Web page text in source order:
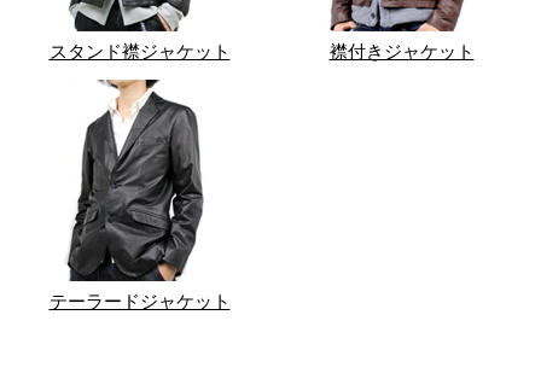
スタンド襟ジャケット 襟付きジャケット
テーラードジャケット